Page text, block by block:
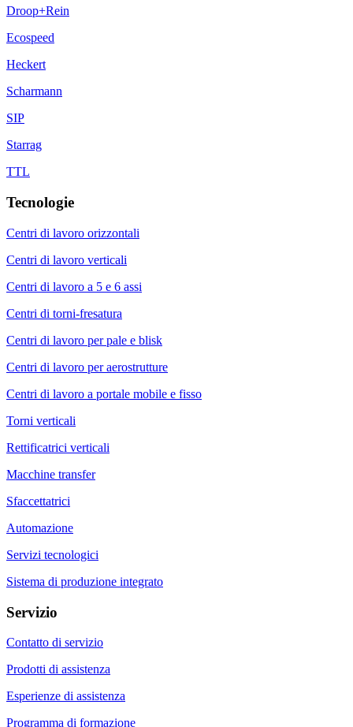
Droop+Rein
Ecospeed
Heckert
Scharmann
SIP
Starrag
TTL
Tecnologie
Centri di lavoro orizzontali
Centri di lavoro verticali
Centri di lavoro a 5 e 6 assi
Centri di torni-fresatura
Centri di lavoro per pale e blisk
Centri di lavoro per aerostrutture
Centri di lavoro a portale mobile e fisso
Torni verticali
Rettificatrici verticali
Macchine transfer
Sfaccettatrici
Automazione
Servizi tecnologici
Sistema di produzione integrato
Servizio
Contatto di servizio
Prodotti di assistenza
Esperienze di assistenza
Programma di formazione